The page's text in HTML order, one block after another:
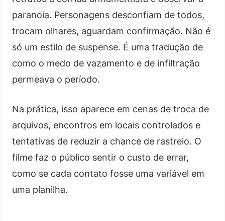
paranoia. Personagens desconfiam de todos,
trocam olhares, aguardam confirmação. Não é
só um estilo de suspense. É uma tradução de
como o medo de vazamento e de infiltração
permeava o período.
Na prática, isso aparece em cenas de troca de
arquivos, encontros em locais controlados e
tentativas de reduzir a chance de rastreio. O
filme faz o público sentir o custo de errar,
como se cada contato fosse uma variável em
uma planilha.